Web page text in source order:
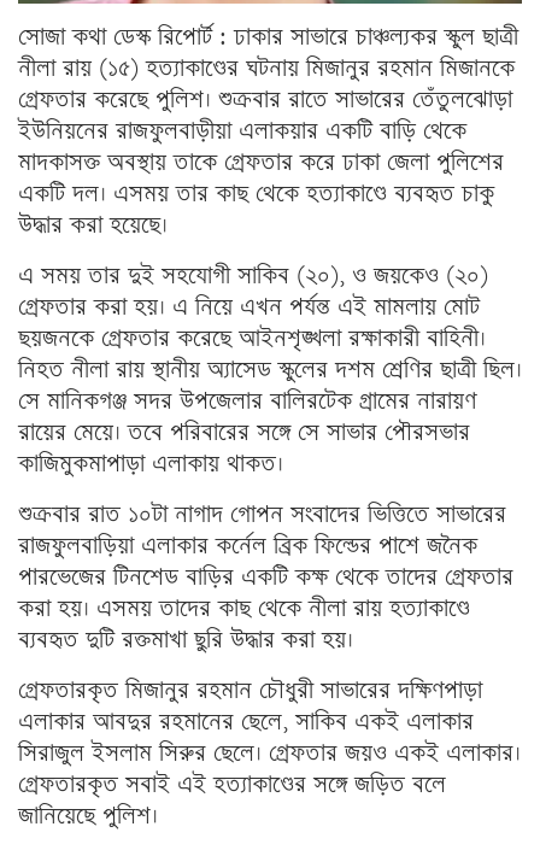
সোজা কথা ডেস্ক রিপোর্ট : ঢাকার সাভারে চাঞ্চল্যকর স্কুল ছাত্রী
নীলা রায় (১৫) হত্যাকাণ্ডের ঘটনায় মিজানুর রহমান মিজানকে
গ্রেফতার করেছে পুলিশ। শুক্রবার রাতে সাভারের তেঁতুলঝোড়া
ইউনিয়নের রাজফুলবাড়ীয়া এলাকয়ার একটি বাড়ি থেকে
মাদকাসক্ত অবস্থায় তাকে গ্রেফতার করে ঢাকা জেলা পুলিশের
একটি দল। এসময় তার কাছ থেকে হত্যাকাণ্ডে ব্যবহৃত চাকু
উদ্ধার করা হয়েছে।
এ সময় তার দুই সহযোগী সাকিব (২০), ও জয়কেও (২০)
গ্রেফতার করা হয়। এ নিয়ে এখন পর্যন্ত এই মামলায় মোট
ছয়জনকে গ্রেফতার করেছে আইনশৃঙ্খলা রক্ষাকারী বাহিনী।
নিহত নীলা রায় স্থানীয় অ্যাসেড স্কুলের দশম শ্রেণির ছাত্রী ছিল।
সে মানিকগঞ্জ সদর উপজেলার বালিরটেক গ্রামের নারায়ণ
রায়ের মেয়ে। তবে পরিবারের সঙ্গে সে সাভার পৌরসভার
কাজিমুকমাপাড়া এলাকায় থাকত।
শুক্রবার রাত ১০টা নাগাদ গোপন সংবাদের ভিত্তিতে সাভারের
রাজফুলবাড়িয়া এলাকার কর্নেল ব্রিক ফিল্ডের পাশে জনৈক
পারভেজের টিনশেড বাড়ির একটি কক্ষ থেকে তাদের গ্রেফতার
করা হয়। এসময় তাদের কাছ থেকে নীলা রায় হত্যাকাণ্ডে
ব্যবহৃত দুটি রক্তমাখা ছুরি উদ্ধার করা হয়।
গ্রেফতারকৃত মিজানুর রহমান চৌধুরী সাভারের দক্ষিণপাড়া
এলাকার আবদুর রহমানের ছেলে, সাকিব একই এলাকার
সিরাজুল ইসলাম সিরুর ছেলে। গ্রেফতার জয়ও একই এলাকার।
গ্রেফতারকৃত সবাই এই হত্যাকাণ্ডের সঙ্গে জড়িত বলে
জানিয়েছে পুলিশ।